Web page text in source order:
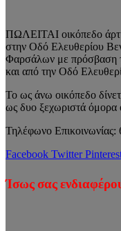
ΠΩΛΕΙΤΑΙ οικόπεδο
στην Οδό Ελευθερίου
Φαρσάλων με πρόσβαση
και από την Οδό
Το ως άνω οικόπεδo
ως δυο ξεχωριστά όμορα
Τηλέφωνo Επικοινωνίας:
Facebook Twitter
Ίσως σας